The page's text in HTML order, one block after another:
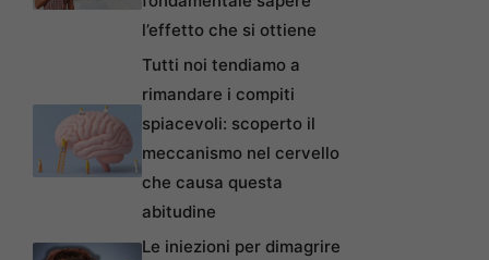
l’effetto che si ottiene
Tutti noi tendiamo a
rimandare i compiti
spiacevoli: scoperto il
meccanismo nel cervello
che causa questa
abitudine
Le iniezioni per dimagrire